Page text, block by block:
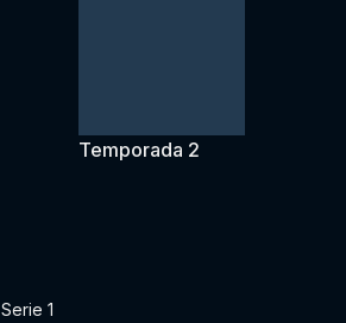
Temporada 2
Serie 1